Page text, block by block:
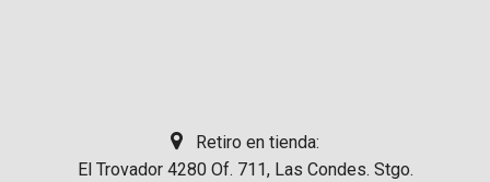
Retiro en tienda:
El Trovador 4280 Of. 711, Las Condes. Stgo.